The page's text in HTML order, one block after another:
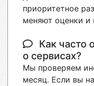
приоритетное
меняют оценки и
Как часто
о сервисах?
Мы проверяем
месяц. Если вы